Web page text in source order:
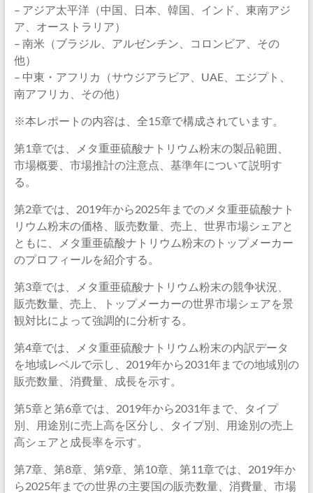
– アジア太平洋（中国、日本、韓国、インド、東南アジ
ア、オーストラリア）
– 南米（ブラジル、アルゼンチン、コロンビア、その
他）
– 中東・アフリカ（サウジアラビア、UAE、エジプト、
南アフリカ、その他）
※本レポートの内容は、全15章で構成されています。
第1章では、メタ重亜硫酸ナトリウム粉末の製品範囲、
市場概要、市場推計の注意点、基準年について説明す
る。
第2章では、2019年から2025年までのメタ重亜硫酸ナト
リウム粉末の価格、販売数量、売上、世界市場シェアと
ともに、メタ重亜硫酸ナトリウム粉末のトップメーカー
のプロフィールを紹介する。
第3章では、メタ重亜硫酸ナトリウム粉末の競争状況、
販売数量、売上、トップメーカーの世界市場シェアを景
観対比によって強調的に分析する。
第4章では、メタ重亜硫酸ナトリウム粉末の内訳データ
を地域レベルで示し、2019年から2031年までの地域別の
販売数量、消費量、成長を示す。
第5章と第6章では、2019年から2031年まで、タイプ
別、用途別に売上高を区分し、タイプ別、用途別の売上
高シェアと成長率を示す。
第7章、第8章、第9章、第10章、第11章では、2019年か
ら2025年までの世界の主要国の販売数量、消費量、市場